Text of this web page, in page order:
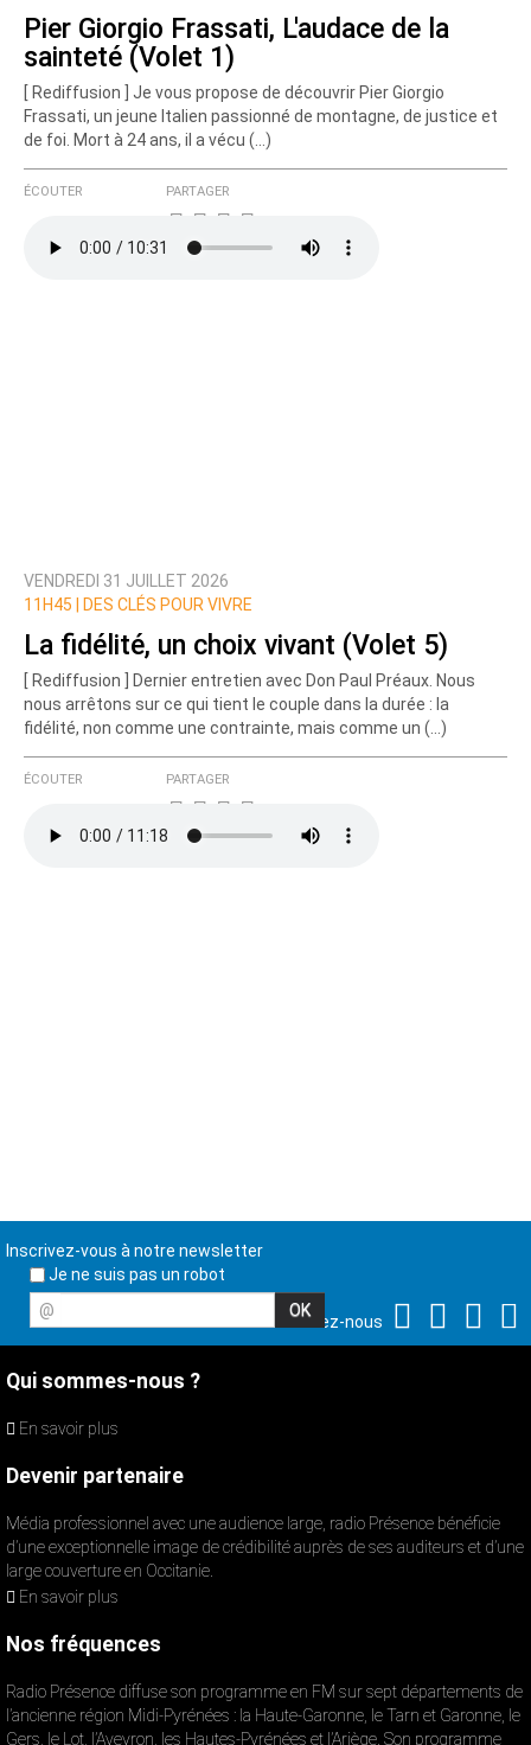
Pier Giorgio Frassati, L'audace de la
sainteté (Volet 1)
[ Rediffusion ] Je vous propose de découvrir Pier Giorgio
Frassati, un jeune Italien passionné de montagne, de justice et
de foi. Mort à 24 ans, il a vécu (…)
ÉCOUTER PARTAGER
VENDREDI 31 JUILLET 2026
11H45 |
DES CLÉS POUR VIVRE
La fidélité, un choix vivant (Volet 5)
[ Rediffusion ] Dernier entretien avec Don Paul Préaux. Nous
nous arrêtons sur ce qui tient le couple dans la durée : la
fidélité, non comme une contrainte, mais comme un (…)
ÉCOUTER PARTAGER
Inscrivez-vous à notre newsletter
Je ne suis pas un robot
@
Suivez-nous
Qui sommes-nous ?
En savoir plus
Devenir partenaire
Média professionnel avec une audience large, radio Présence bénéficie
d’une exceptionnelle image de crédibilité auprès de ses auditeurs et d’une
large couverture en Occitanie.
En savoir plus
Nos fréquences
Radio Présence diffuse son programme en FM sur sept départements de
l’ancienne région Midi-Pyrénées : la Haute-Garonne, le Tarn et Garonne, le
Gers, le Lot, l’Aveyron, les Hautes-Pyrénées et l’Ariège. Son programme